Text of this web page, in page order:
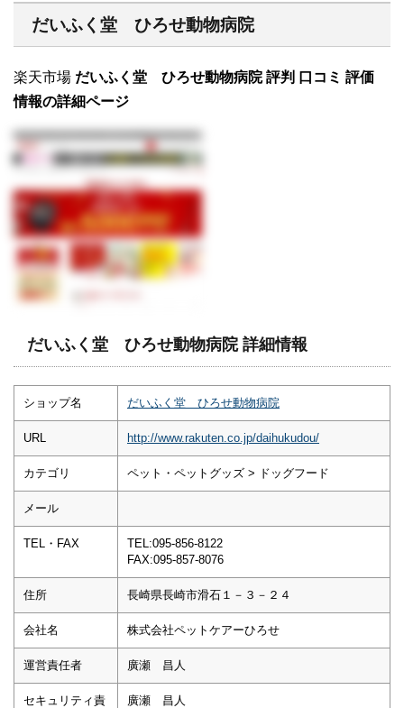
だいふく堂 ひろせ動物病院
楽天市場 だいふく堂 ひろせ動物病院 評判 口コミ 評価
情報の詳細ページ
だいふく堂 ひろせ動物病院 詳細情報
ショップ名 だいふく堂 ひろせ動物病院
URL http://www.rakuten.co.jp/daihukudou/
カテゴリ ペット・ペットグッズ > ドッグフード
メール
TEL・FAX
TEL:095-856-8122
FAX:095-857-8076
住所 長崎県長崎市滑石１－３－２４
会社名 株式会社ペットケアーひろせ
運営責任者 廣瀬 昌人
セキュリティ責
廣瀬 昌人